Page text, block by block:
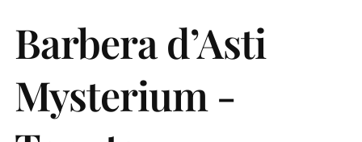
Barbera d’Asti
Mysterium -